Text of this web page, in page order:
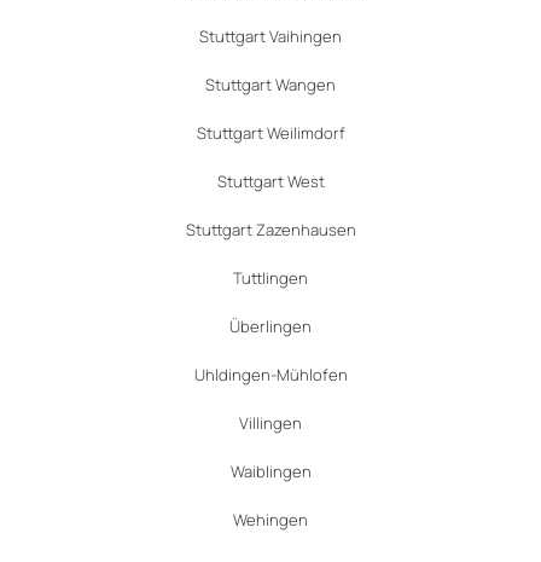
Stuttgart Vaihingen
Stuttgart Wangen
Stuttgart Weilimdorf
Stuttgart West
Stuttgart Zazenhausen
Tuttlingen
Überlingen
Uhldingen-Mühlofen
Villingen
Waiblingen
Wehingen